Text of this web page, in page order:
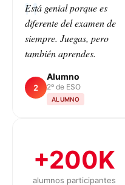
Está genial porque es
diferente del examen de
siempre. Juegas, pero
también aprendes.
2
Alumno
2º de ESO
ALUMNO
+200K
alumnos participantes